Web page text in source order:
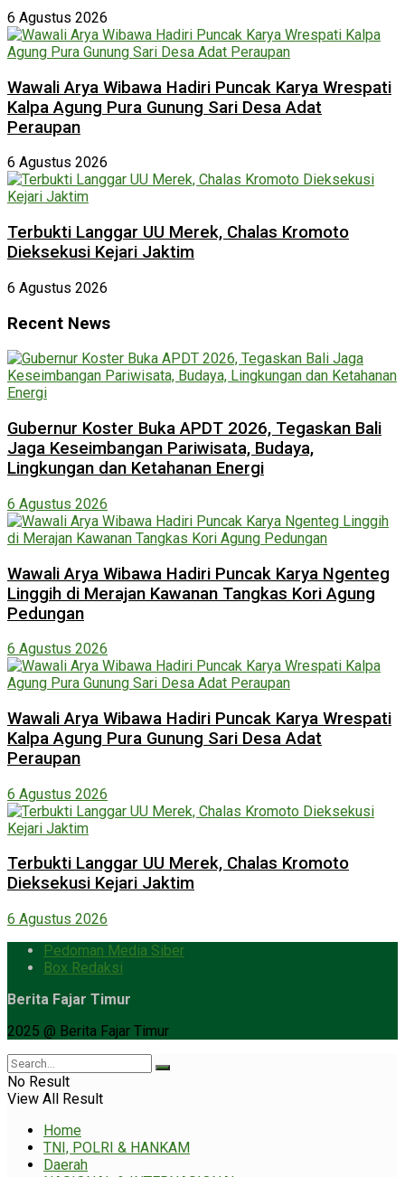
6 Agustus 2026
Wawali Arya Wibawa Hadiri Puncak Karya Wrespati
Kalpa Agung Pura Gunung Sari Desa Adat
Peraupan
6 Agustus 2026
Terbukti Langgar UU Merek, Chalas Kromoto
Dieksekusi Kejari Jaktim
6 Agustus 2026
Recent News
Gubernur Koster Buka APDT 2026, Tegaskan Bali
Jaga Keseimbangan Pariwisata, Budaya,
Lingkungan dan Ketahanan Energi
6 Agustus 2026
Wawali Arya Wibawa Hadiri Puncak Karya Ngenteg
Linggih di Merajan Kawanan Tangkas Kori Agung
Pedungan
6 Agustus 2026
Wawali Arya Wibawa Hadiri Puncak Karya Wrespati
Kalpa Agung Pura Gunung Sari Desa Adat
Peraupan
6 Agustus 2026
Terbukti Langgar UU Merek, Chalas Kromoto
Dieksekusi Kejari Jaktim
6 Agustus 2026
Pedoman Media Siber
Box Redaksi
Berita Fajar Timur
2025 @ Berita Fajar Timur
No Result
View All Result
Home
TNI, POLRI & HANKAM
Daerah